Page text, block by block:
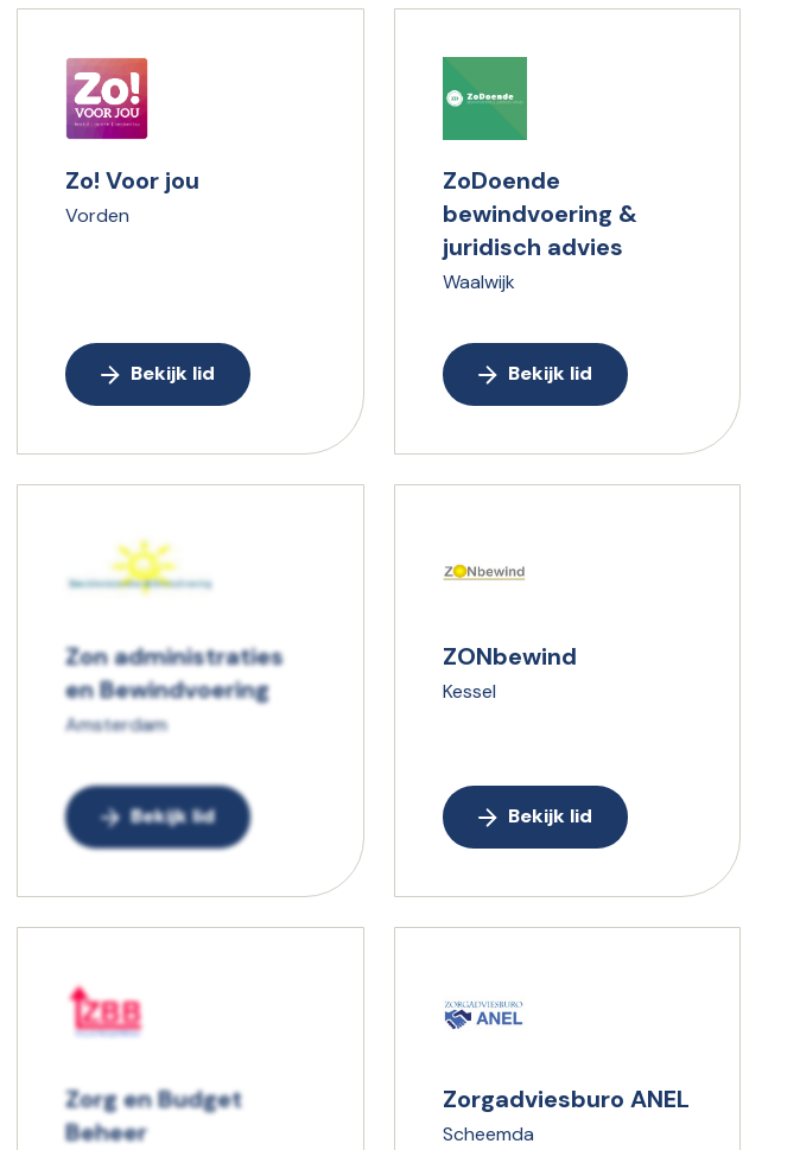
Zo! Voor jou
Vorden
Bekijk lid
ZoDoende
bewindvoering &
juridisch advies
Waalwijk
Bekijk lid
Zon administraties
en Bewindvoering
Amsterdam
Bekijk lid
ZONbewind
Kessel
Bekijk lid
Zorg en Budget
Beheer
Zorgadviesburo ANEL
Scheemda